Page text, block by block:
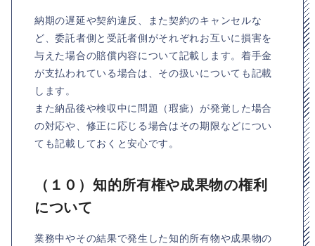
納期の遅延や契約違反、また契約のキャンセルな
ど、委託者側と受託者側がそれぞれお互いに損害を
与えた場合の賠償内容について記載します。着手金
が支払われている場合は、その扱いについても記載
します。
また納品後や検収中に問題（瑕疵）が発覚した場合
の対応や、修正に応じる場合はその期限などについ
ても記載しておくと安心です。
（１０）知的所有権や成果物の権利
について
業務中やその結果で発生した知的所有物や成果物の